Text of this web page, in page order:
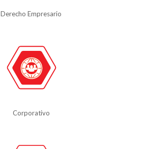
Derecho Empresario
Corporativo